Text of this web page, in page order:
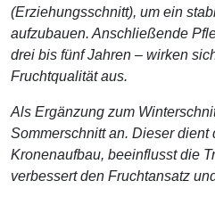
(Erziehungsschnitt), um ein
aufzubauen. Anschließende
drei bis fünf Jahren – wirken
Fruchtqualität aus.
Als Ergänzung zum
Sommerschnitt an. Dieser dient
Kronenaufbau, beeinflusst die
verbessert den Fruchtansatz